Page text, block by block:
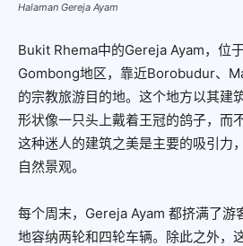
Halaman Gereja Ayam
Bukit Rhema中的Gereja Ayam，位
Gombong地区，靠近Borobudur、
的宗教旅游目的地。这个地方以其建
形状像一只头上戴着王冠的鸽子，而
这种迷人的建筑之美是主要的吸引力
自然景观。
每个周末，Gereja Ayam 都挤满了游
地容纳两轮和四轮车辆。除此之外，